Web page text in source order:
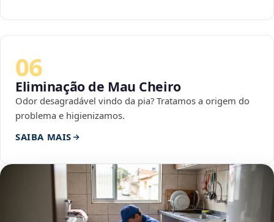
06
Eliminação de Mau Cheiro
Odor desagradável vindo da pia? Tratamos a origem do
problema e higienizamos.
SAIBA MAIS